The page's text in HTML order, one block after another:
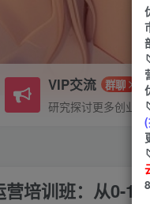
VIP交流 群聊
研究探讨更多创业项
营培训班：从0-